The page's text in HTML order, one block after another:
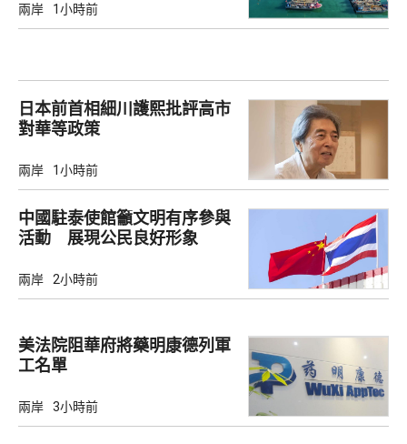
兩岸 1小時前
日本前首相細川護熙批評高市
對華等政策
兩岸 1小時前
中國駐泰使館籲文明有序參與
活動 展現公民良好形象
兩岸 2小時前
美法院阻華府將藥明康德列軍
工名單
兩岸 3小時前